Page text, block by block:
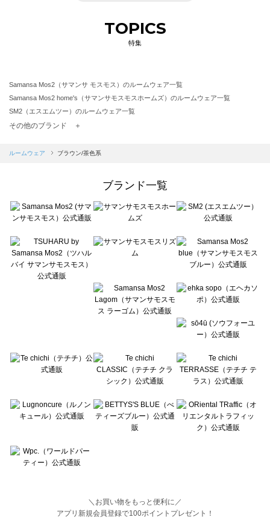
TOPICS
特集
Samansa Mos2（サマンサ モスモス）のルームウェア一覧
Samansa Mos2 home's（サマンサモスモスホームズ）のルームウェア一覧
SM2（エスエムツー）のルームウェア一覧
TSUHARU by Samansa Mos2（ツハルバイサマンサモスモス）のルームウェア一覧
Samansa Mos2 blue（サマンサモスモス ブルー）のルームウェア一覧
sō4ū（ソウフォーユー）のルームウェア一覧
Te chichi（テチチ）のルームウェア一覧
Te chichi CLASSIC（テチチ クラシック）のルームウェア一覧
Lugnoncure（ルノンキュール）のルームウェア一覧
BETTY'S BLUE（べティーズブルー）のルームウェア一覧
Wpc.（ワールドパーティー）のルームウェア一覧
その他のブランド ＋
ルームウェア ブラウン/茶色系
ブランド一覧
＼お買い物をもっと便利に／
アプリ新規会員登録で100ポイントプレゼント！